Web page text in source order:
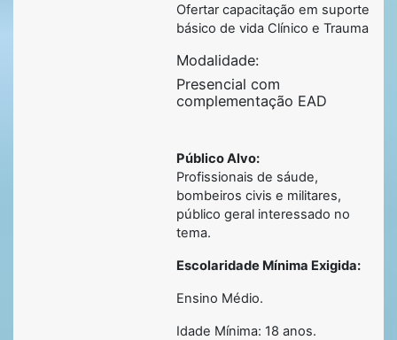
Ofertar capacitação em suporte
básico de vida Clínico e Trauma
Modalidade:
Presencial com
complementação EAD
Público Alvo:
Profissionais de sáude,
bombeiros civis e militares,
público geral interessado no
tema.
Escolaridade Mínima Exigida:
Ensino Médio.
Idade Mínima: 18 anos.